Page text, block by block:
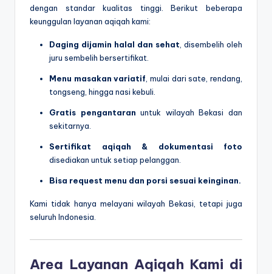
dengan standar kualitas tinggi. Berikut beberapa
keunggulan layanan aqiqah kami:
Daging dijamin halal dan sehat , disembelih oleh
juru sembelih bersertifikat.
Menu masakan variatif , mulai dari sate, rendang,
tongseng, hingga nasi kebuli.
Gratis pengantaran untuk wilayah Bekasi dan
sekitarnya.
Sertifikat aqiqah & dokumentasi foto
disediakan untuk setiap pelanggan.
Bisa request menu dan porsi sesuai keinginan.
Kami tidak hanya melayani wilayah Bekasi, tetapi juga
seluruh Indonesia.
Area Layanan Aqiqah Kami di